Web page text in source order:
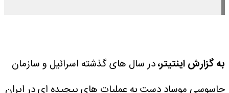
به گزارش اینتیتر،در سال های گذشته اسرائیل و سازمان